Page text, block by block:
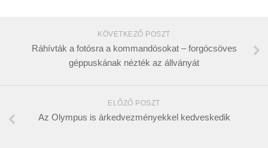
KÖVETKEZŐ POSZT
Ráhívták a fotósra a kommandósokat – forgócsöves
géppuskának nézték az állványát
ELŐZŐ POSZT
Az Olympus is árkedvezményekkel kedveskedik